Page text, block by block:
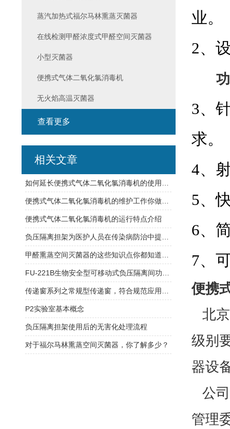
业。
2、
3、
求。
4、
5、
6、
7、
便携
北
级别
器设
公
管理
蒸汽加热式福尔马林熏蒸灭菌器
在线检测甲醛浓度式甲醛空间灭菌器
小型灭菌器
便携式气体二氧化氯消毒机
无火焰高温灭菌器
查看更多
相关文章
便携式气体二氧化氯消毒机的运行特点介绍
P2实验室基本概念
负压隔离担架使用后的无害化处理流程
对于福尔马林熏蒸空间灭菌器，你了解多少？